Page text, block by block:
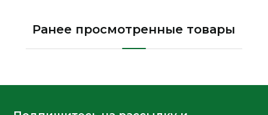
Ранее просмотренные товары